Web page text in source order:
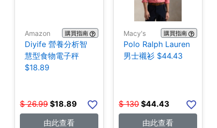
Amazon 購買指南
Diyife 營養分析智
慧型食物電子秤
$18.89
$ 26.99 $18.89
由此查看
Macy's 購買指南
Polo Ralph Lauren
男士襯衫 $44.43
$ 130 $44.43
由此查看